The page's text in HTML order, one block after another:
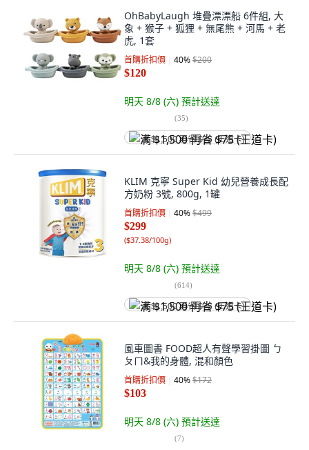
OhBabyLaugh 堆疊漂漂船 6件組, 大
象 + 猴子 + 狐狸 + 無尾熊 + 河馬 + 老
虎, 1套
首購折扣價 40%$200
$120
明天 8/8 (六) 預計送達
(35)
满 $1,500 再省 $75 (王道卡)
KLIM 克寧 Super Kid 幼兒營養成長配
方奶粉 3號, 800g, 1罐
首購折扣價 40%$499
$299
($37.38/100g)
明天 8/8 (六) 預計送達
(614)
满 $1,500 再省 $75 (王道卡)
風車圖書 FOOD超人有聲學習掛圖 ㄅ
ㄆㄇ&我的身體, 混和顏色
首購折扣價 40%$172
$103
明天 8/8 (六) 預計送達
(7)